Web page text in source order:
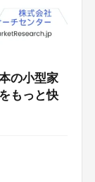
の小型家
もっと快